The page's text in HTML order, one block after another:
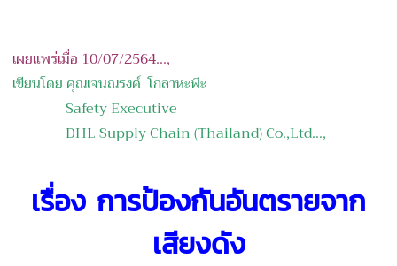
เผยแพร่เมื่อ 10/07/2564...,
เขียนโดย คุณเจนณรงค์ โกลาหะฬะ
Safety Executive
DHL Supply Chain (Thailand) Co.,Ltd...,
เรื่อง การป้องกันอันตรายจาก
เสียงดัง